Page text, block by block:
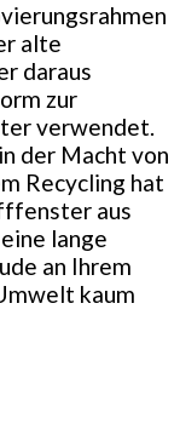
alte
daraus
zur
verwendet.
der Macht von
Recycling hat
aus
lange
an Ihrem
kaum